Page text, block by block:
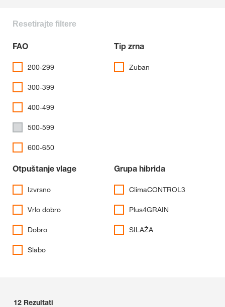
Resetirajte filtere
FAO
200-299
300-399
400-499
500-599
600-650
Tip zrna
Zuban
Otpuštanje vlage
Izvrsno
Vrlo dobro
Dobro
Slabo
Grupa hibrida
ClimaCONTROL3
Plus4GRAIN
SILAŽA
12 Rezultati